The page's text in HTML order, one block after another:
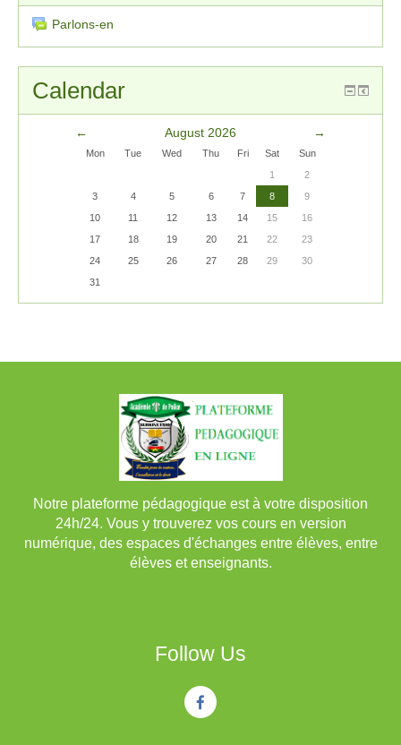
Parlons-en
Calendar
← August 2026 →
Mon Tue Wed Thu Fri Sat
Sun
1
2
3
4 5 6 7 8
9
10
11 12 13 14 15
16
17
18 19 20 21 22
23
24
25 26 27 28 29
30
31
Notre plateforme pédagogique est à votre disposition
24h/24. Vous y trouverez vos cours en version
numérique, des espaces d'échanges entre élèves, entre
élèves et enseignants.
Follow Us